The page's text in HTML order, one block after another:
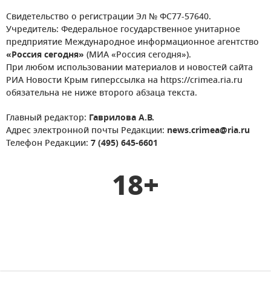
Свидетельство о регистрации Эл № ФС77-57640.
Учредитель: Федеральное государственное унитарное
предприятие Международное информационное агентство
«Россия сегодня» (МИА «Россия сегодня»).
При любом использовании материалов и новостей сайта
РИА Новости Крым гиперссылка на https://crimea.ria.ru
обязательна не ниже второго абзаца текста.
Главный редактор: Гаврилова А.В.
Адрес электронной почты Редакции: news.crimea@ria.ru
Телефон Редакции: 7 (495) 645-6601
18+